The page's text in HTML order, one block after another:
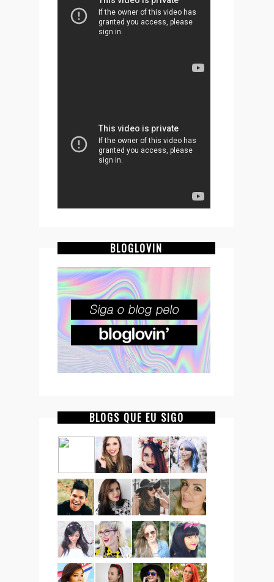
BLOGLOVIN
BLOGS QUE EU SIGO